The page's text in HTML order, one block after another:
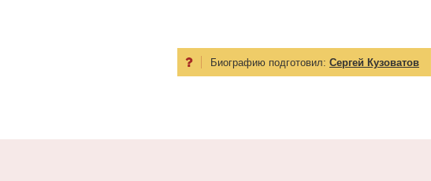
Биографию подготовил: Сергей Кузоватов